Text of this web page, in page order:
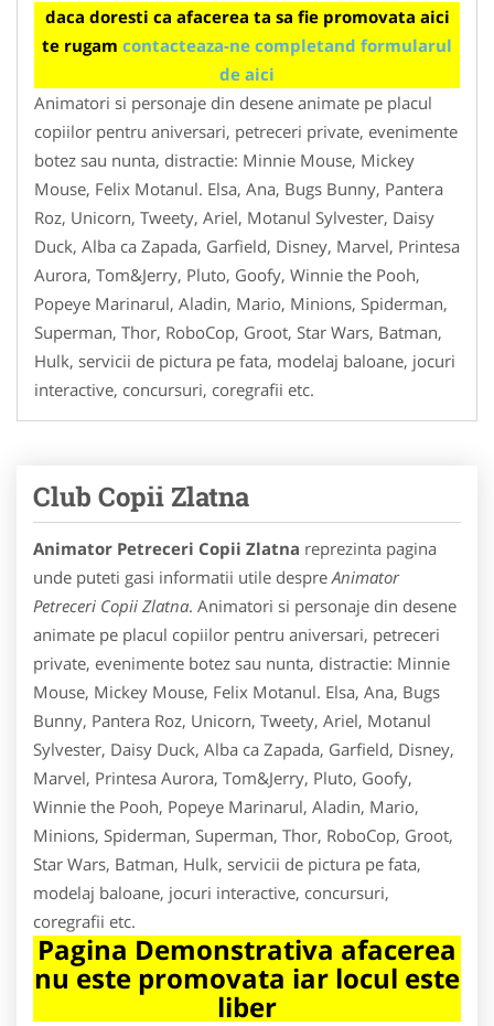
daca doresti ca afacerea ta sa fie promovata aici
te rugam contacteaza-ne completand formularul
de aici
Animatori si personaje din desene animate pe placul
copiilor pentru aniversari, petreceri private, evenimente
botez sau nunta, distractie: Minnie Mouse, Mickey
Mouse, Felix Motanul. Elsa, Ana, Bugs Bunny, Pantera
Roz, Unicorn, Tweety, Ariel, Motanul Sylvester, Daisy
Duck, Alba ca Zapada, Garfield, Disney, Marvel, Printesa
Aurora, Tom&Jerry, Pluto, Goofy, Winnie the Pooh,
Popeye Marinarul, Aladin, Mario, Minions, Spiderman,
Superman, Thor, RoboCop, Groot, Star Wars, Batman,
Hulk, servicii de pictura pe fata, modelaj baloane, jocuri
interactive, concursuri, coregrafii etc.
Club Copii Zlatna
Animator Petreceri Copii Zlatna reprezinta pagina
unde puteti gasi informatii utile despre Animator
Petreceri Copii Zlatna. Animatori si personaje din desene
animate pe placul copiilor pentru aniversari, petreceri
private, evenimente botez sau nunta, distractie: Minnie
Mouse, Mickey Mouse, Felix Motanul. Elsa, Ana, Bugs
Bunny, Pantera Roz, Unicorn, Tweety, Ariel, Motanul
Sylvester, Daisy Duck, Alba ca Zapada, Garfield, Disney,
Marvel, Printesa Aurora, Tom&Jerry, Pluto, Goofy,
Winnie the Pooh, Popeye Marinarul, Aladin, Mario,
Minions, Spiderman, Superman, Thor, RoboCop, Groot,
Star Wars, Batman, Hulk, servicii de pictura pe fata,
modelaj baloane, jocuri interactive, concursuri,
coregrafii etc.
Pagina Demonstrativa afacerea
nu este promovata iar locul este
liber